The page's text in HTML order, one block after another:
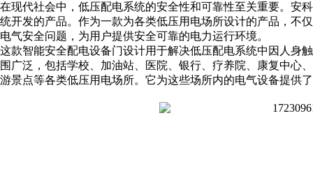
在现代社会中，低压配电系统的安全性和可靠性至关重要。安
统开发的产品。作为一款为各类低压用电场所设计的产品，不
电气安全问题，为用户提供安全可靠的电力运行环境。
这款智能安全配电设备门设计用于解决低压配电系统中因人身
围广泛，包括学校、加油站、医院、银行、疗养院、康复中心
游景点等各类低压用电场所。它为这些场所内的电气设备提供